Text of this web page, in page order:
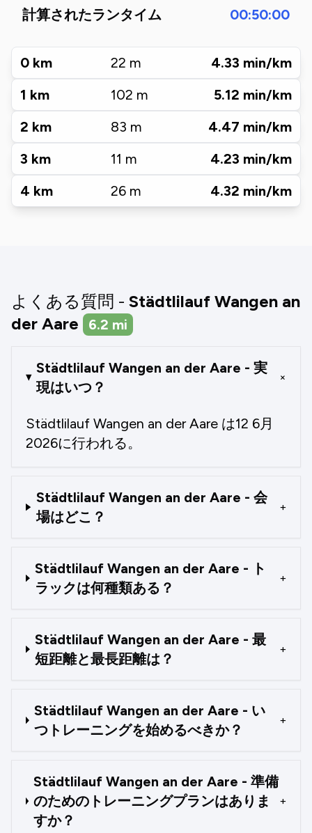
計算されたランタイム 00:50:00
0 km 22 m 4.33 min/km
1 km 102 m 5.12 min/km
2 km 83 m 4.47 min/km
3 km 11 m 4.23 min/km
4 km 26 m 4.32 min/km
よくある質問 - Städtlilauf Wangen an
der Aare
6.2 mi
Städtlilauf Wangen an der Aare - 実
現はいつ？
+
Städtlilauf Wangen an der Aare は12 6月
2026に行われる。
Städtlilauf Wangen an der Aare - 会
場はどこ？
+
Städtlilauf Wangen an der Aare - ト
ラックは何種類ある？
+
Städtlilauf Wangen an der Aare - 最
短距離と最長距離は？
+
Städtlilauf Wangen an der Aare - い
つトレーニングを始めるべきか？
+
Städtlilauf Wangen an der Aare - 準備
のためのトレーニングプランはありま
すか？
+